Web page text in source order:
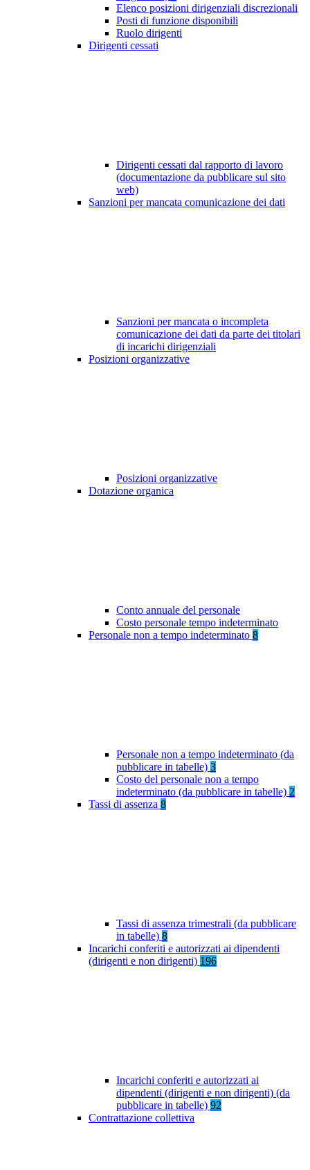
Elenco posizioni dirigenziali discrezionali
Posti di funzione disponibili
Ruolo dirigenti
Dirigenti cessati
Dirigenti cessati dal rapporto di lavoro
(documentazione da pubblicare sul sito
web)
Sanzioni per mancata comunicazione dei dati
Sanzioni per mancata o incompleta
comunicazione dei dati da parte dei titolari
di incarichi dirigenziali
Posizioni organizzative
Posizioni organizzative
Dotazione organica
Conto annuale del personale
Costo personale tempo indeterminato
Personale non a tempo indeterminato 8
Personale non a tempo indeterminato (da
pubblicare in tabelle) 3
Costo del personale non a tempo
indeterminato (da pubblicare in tabelle) 2
Tassi di assenza 8
Tassi di assenza trimestrali (da pubblicare
in tabelle) 8
Incarichi conferiti e autorizzati ai dipendenti
(dirigenti e non dirigenti) 196
Incarichi conferiti e autorizzati ai
dipendenti (dirigenti e non dirigenti) (da
pubblicare in tabelle) 92
Contrattazione collettiva